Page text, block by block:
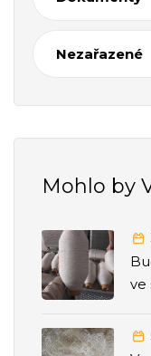
Nezařazené
Mohlo by
ve